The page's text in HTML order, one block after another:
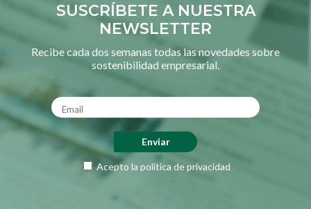
SUSCRÍBETE A NUESTRA
NEWSLETTER
Recibe cada dos semanas todas las novedades sobre
sostenibilidad empresarial.
Acepto la política de privacidad